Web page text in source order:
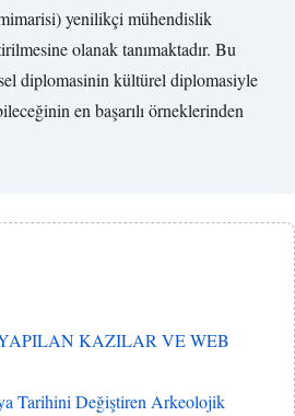
yenilikçi mühendislik
olanak tanımaktadır. Bu
diplomasinin kültürel diplomasiyle
en başarılı örneklerinden
KAZILAR VE WEB
Tarihini Değiştiren Arkeolojik